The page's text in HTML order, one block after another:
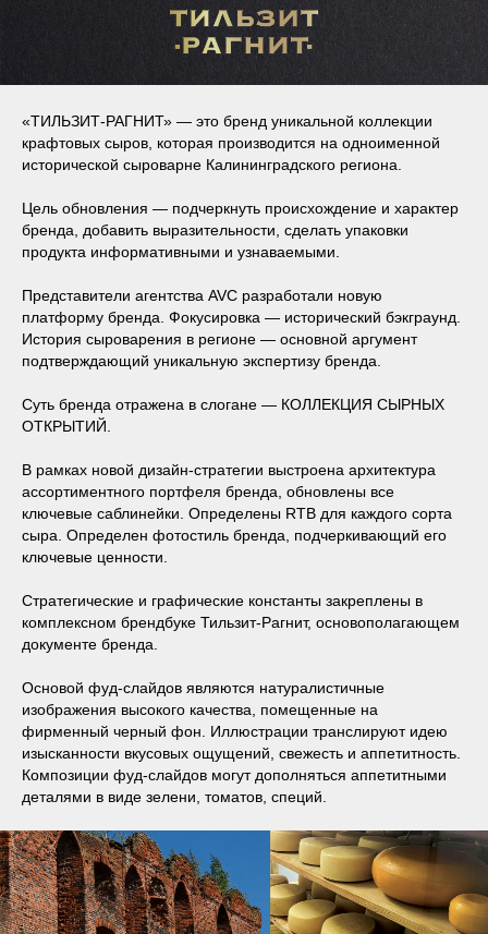
«ТИЛЬЗИТ-РАГНИТ» — это бренд уникальной коллекции
крафтовых сыров, которая производится на одноименной
исторической сыроварне Калининградского региона.
Цель обновления — подчеркнуть происхождение и характер
бренда, добавить выразительности, сделать упаковки
продукта информативными и узнаваемыми.
Представители агентства AVC разработали новую
платформу бренда. Фокусировка — исторический бэкграунд.
История сыроварения в регионе — основной аргумент
подтверждающий уникальную экспертизу бренда.
Суть бренда отражена в слогане — КОЛЛЕКЦИЯ СЫРНЫХ
ОТКРЫТИЙ.
В рамках новой дизайн-стратегии выстроена архитектура
ассортиментного портфеля бренда, обновлены все
ключевые саблинейки. Определены RTB для каждого сорта
сыра. Определен фотостиль бренда, подчеркивающий его
ключевые ценности.
Стратегические и графические константы закреплены в
комплексном брендбуке Тильзит-Рагнит, основополагающем
документе бренда.
Основой фуд-слайдов являются натуралистичные
изображения высокого качества, помещенные на
фирменный черный фон. Иллюстрации транслируют идею
изысканности вкусовых ощущений, свежесть и аппетитность.
Композиции фуд-слайдов могут дополняться аппетитными
деталями в виде зелени, томатов, специй.